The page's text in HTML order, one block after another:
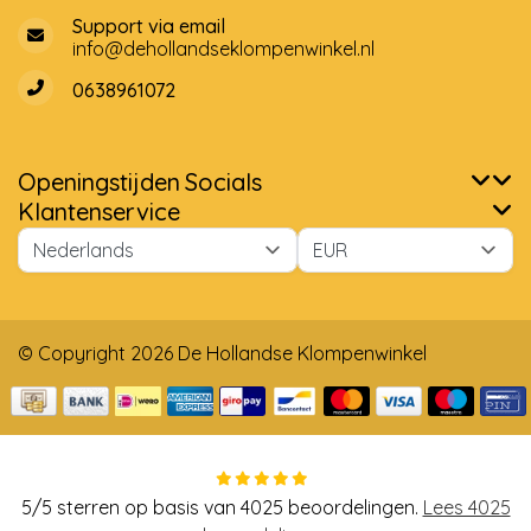
Support via email
info@dehollandseklompenwinkel.nl
0638961072
Openingstijden Socials
Klantenservice
© Copyright 2026 De Hollandse Klompenwinkel
5/5 sterren op basis van 4025 beoordelingen. Lees 4025